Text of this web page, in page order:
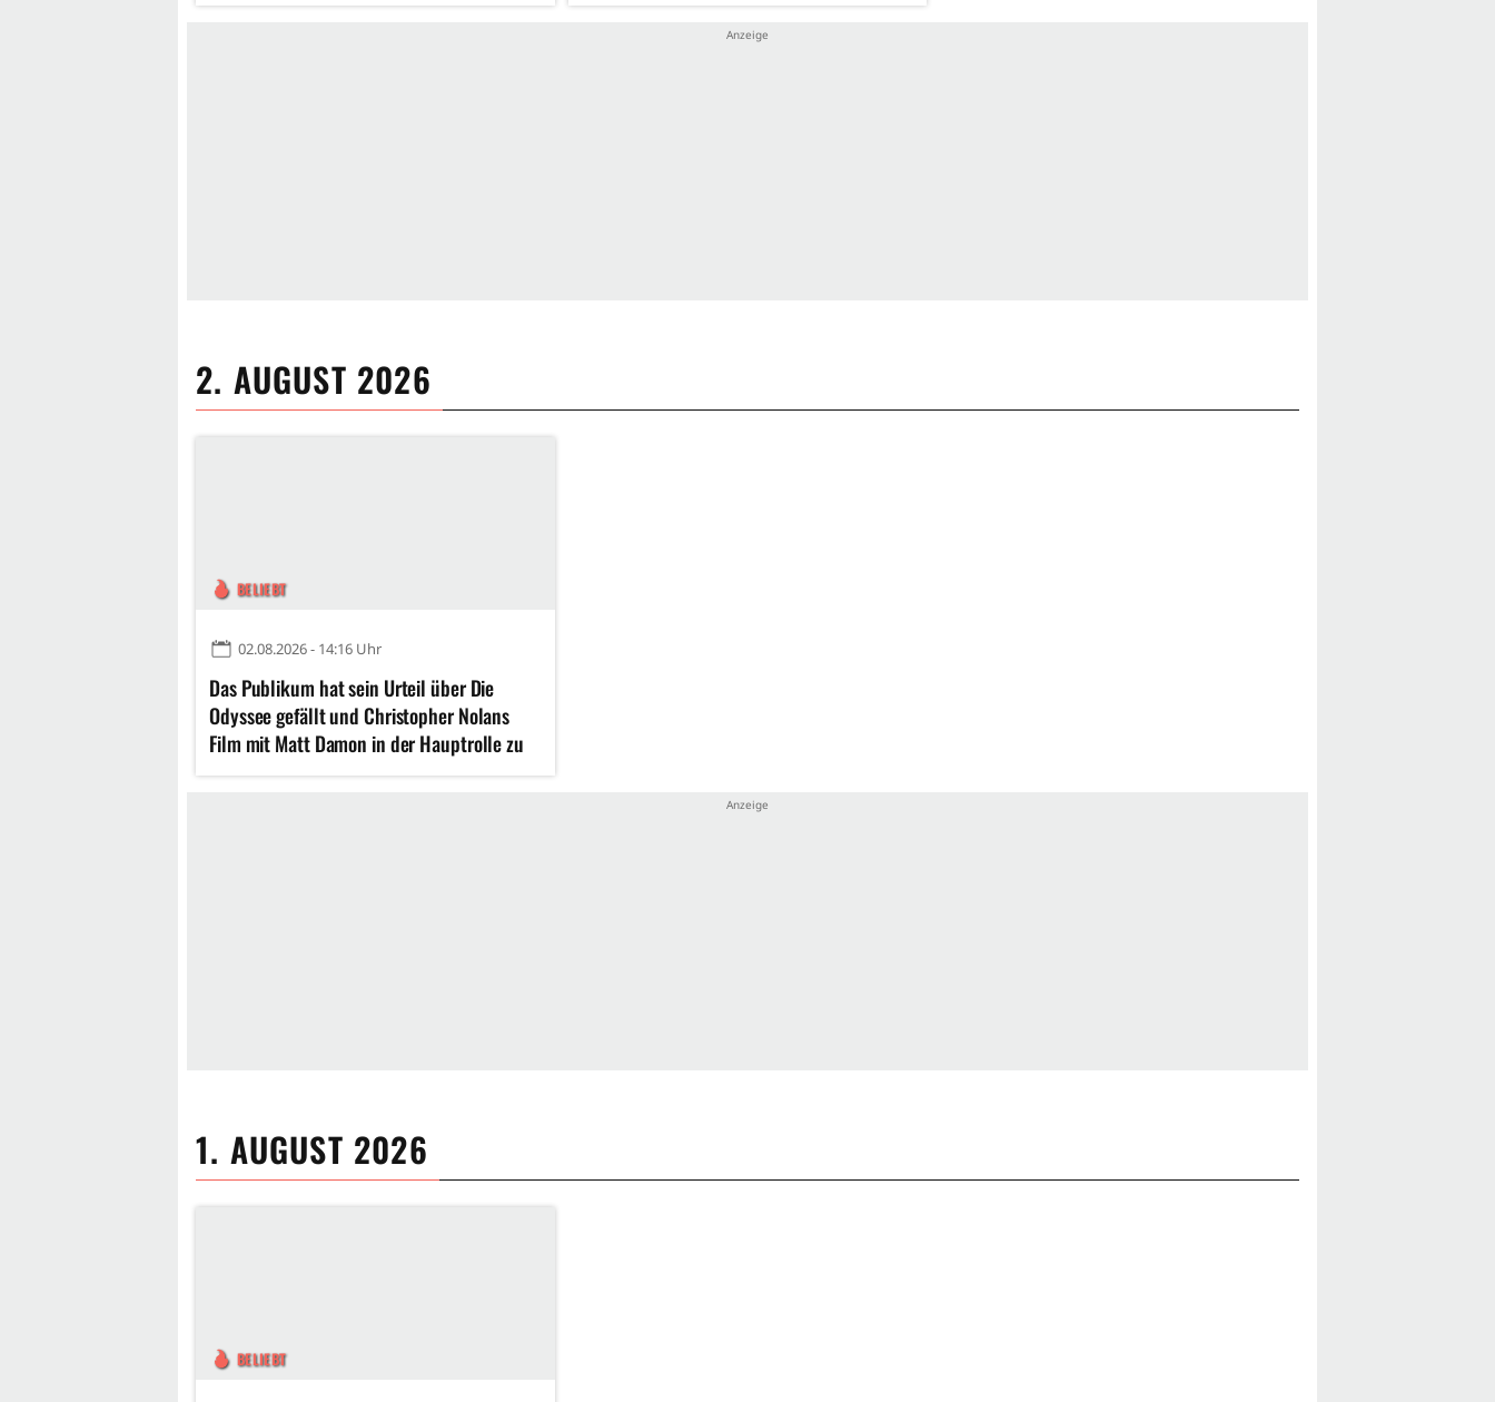
2. AUGUST 2026
BELIEBT
02.08.2026 - 14:16 Uhr
Das Publikum hat sein Urteil über Die
Odyssee gefällt und Christopher Nolans
Film mit Matt Damon in der Hauptrolle zu
einem beinahe Meisterwerk erklärt
1. AUGUST 2026
BELIEBT